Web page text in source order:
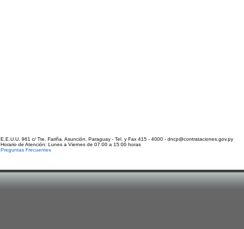
E.E.U.U. 961 c/ Tte. Fariña. Asunción, Paraguay - Tel. y Fax 415 - 4000 - dncp@contrataciones.gov.py
Horario de Atención: Lunes a Viernes de 07:00 a 15:00 horas
Preguntas Frecuentes